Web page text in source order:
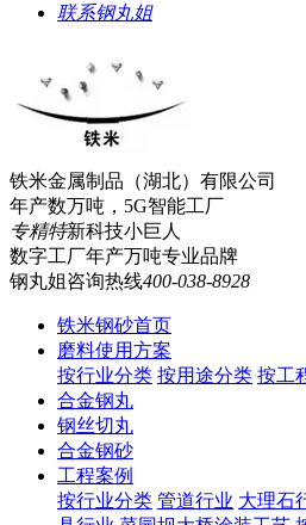
联系钢丸姐
铁米金属制品（湖北）有限公司
年产数万吨，5G智能工厂
专精特新科技小巨人
数字工厂年产万吨专业品牌
钢丸姐咨询热线400-038-8928
铁米钢砂首页
磨料使用方案
按行业分类 按用途分类 按工
合金钢丸
钢丝切丸
合金钢砂
工程案例
按行业分类 管道行业 大理石